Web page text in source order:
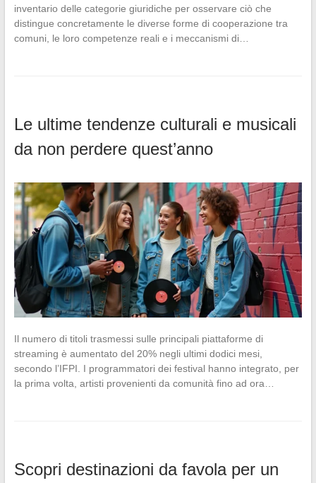
inventario delle categorie giuridiche per osservare ciò che
distingue concretamente le diverse forme di cooperazione tra
comuni, le loro competenze reali e i meccanismi di…
Le ultime tendenze culturali e musicali
da non perdere quest’anno
Il numero di titoli trasmessi sulle principali piattaforme di
streaming è aumentato del 20% negli ultimi dodici mesi,
secondo l’IFPI. I programmatori dei festival hanno integrato, per
la prima volta, artisti provenienti da comunità fino ad ora…
Scopri destinazioni da favola per un